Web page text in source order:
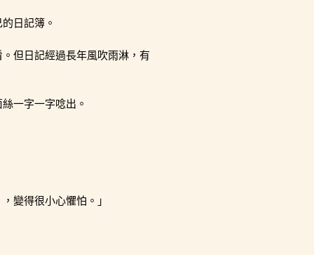
日記簿。
但日記經過長年風吹雨淋，有
一字一字唸出。
變得很小心懼怕。」